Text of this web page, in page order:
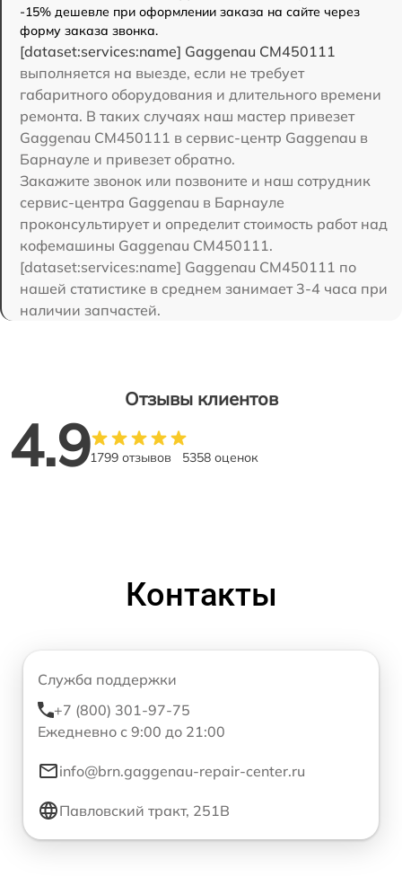
-15% дешевле при оформлении заказа на сайте через
форму заказа звонка.
[dataset:services:name] Gaggenau CM450111
выполняется на выезде, если не требует
габаритного оборудования и длительного времени
ремонта. В таких случаях наш мастер привезет
Gaggenau CM450111 в сервис-центр Gaggenau в
Барнауле и привезет обратно.
Закажите звонок или позвоните и наш сотрудник
сервис-центра Gaggenau в Барнауле
проконсультирует и определит стоимость работ над
кофемашины Gaggenau CM450111.
[dataset:services:name] Gaggenau CM450111 по
нашей статистике в среднем занимает 3-4 часа при
наличии запчастей.
Отзывы клиентов
4.91799 отзывов 5358 оценок
Контакты
Служба поддержки
+7 (800) 301-97-75
Ежедневно с 9:00 до 21:00
info@brn.gaggenau-repair-center.ru
Павловский тракт, 251В